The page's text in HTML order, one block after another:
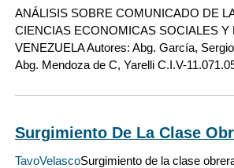
ANÁLISIS SOBRE COMUNICADO DE
CIENCIAS ECONOMICAS SOCIALES Y
VENEZUELA Autores: Abg. García,
Abg. Mendoza de C, Yarelli C.I.V-
Surgimiento De La Clase
TavoVelascoSurgimiento de la clase